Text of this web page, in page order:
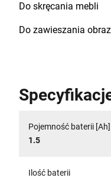
Do skręcania mebli
Do zawieszania
Pojemność baterii [Ah]
1.5
Ilość baterii